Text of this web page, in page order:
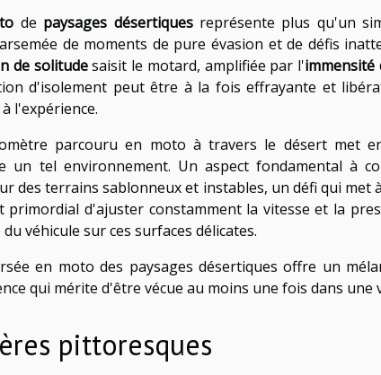
de paysages désertiquesreprésente plus qu'un
de moments de pure évasion et de défis
de solitudesaisit le motard, amplifiée par l'immensité
d'isolement peut être à la fois effrayante et
l'expérience.
parcouru en moto à travers le désert met
un tel environnement. Un aspect fondamental à
des terrains sablonneux et instables, un défi qui met
primordial d'ajuster constamment la vitesse et la
véhicule sur ces surfaces délicates.
en moto des paysages désertiques offre un
qui mérite d'être vécue au moins une fois dans une
pittoresques